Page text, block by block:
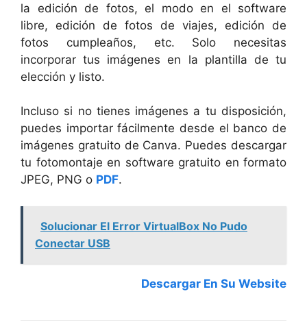
la edición de fotos, el modo en el software
libre, edición de fotos de viajes, edición de
fotos cumpleaños, etc. Solo necesitas
incorporar tus imágenes en la plantilla de tu
elección y listo.
Incluso si no tienes imágenes a tu disposición,
puedes importar fácilmente desde el banco de
imágenes gratuito de Canva. Puedes descargar
tu fotomontaje en software gratuito en formato
JPEG, PNG o PDF.
Solucionar El Error VirtualBox No Pudo
Conectar USB
Descargar En Su Website